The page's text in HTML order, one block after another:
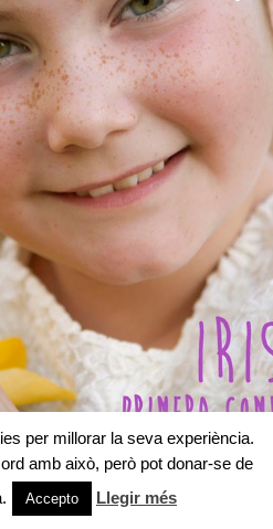
per millorar la seva experiència.
amb això, però pot donar-se de
Accepto Llegir més